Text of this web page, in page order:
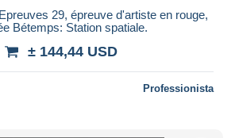
29, épreuve d'artiste en rouge,
Bétemps: Station spatiale.
± 144,44 USD
Professionista